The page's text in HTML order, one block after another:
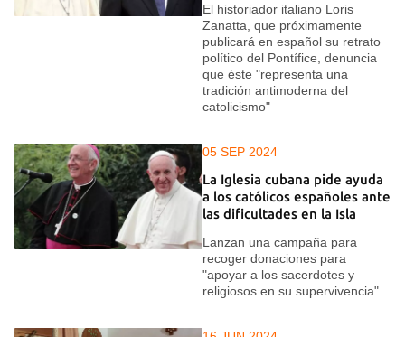
El historiador italiano Loris
Zanatta, que próximamente
publicará en español su retrato
político del Pontífice, denuncia
que éste "representa una
tradición antimoderna del
catolicismo"
05 SEP 2024
La Iglesia cubana pide ayuda
a los católicos españoles ante
las dificultades en la Isla
Lanzan una campaña para
recoger donaciones para
"apoyar a los sacerdotes y
religiosos en su supervivencia"